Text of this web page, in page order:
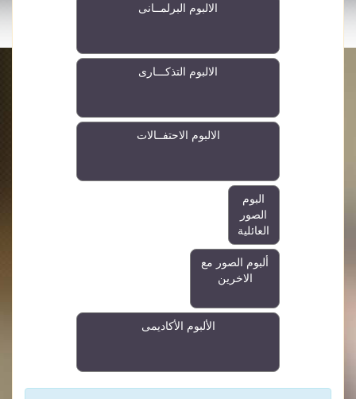
الالبوم البرلمــانى
الالبوم التذكـــارى
الالبوم الاحتفــالات
البوم
الصور
العائلية
ألبوم الصور مع
الاخرين
الألبوم الأكاديمى